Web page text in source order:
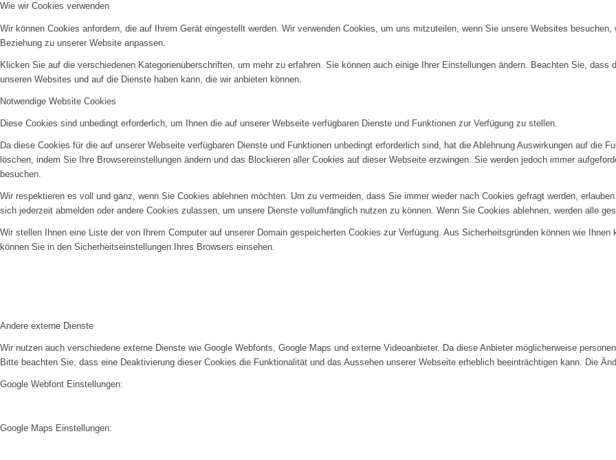
Wie wir Cookies verwenden
Wir können Cookies anfordern, die auf Ihrem Gerät eingestellt werden. Wir verwenden Cookies, um uns mitzuteilen, wenn Sie unsere Websites
Beziehung zu unserer Website anpassen.
Klicken Sie auf die verschiedenen Kategorienüberschriften, um mehr zu erfahren. Sie können auch einige Ihrer Einstellungen ändern. Beachten Sie,
unseren Websites und auf die Dienste haben kann, die wir anbieten können.
Notwendige Website Cookies
Diese Cookies sind unbedingt erforderlich, um Ihnen die auf unserer Webseite verfügbaren Dienste und Funktionen zur Verfügung zu stellen.
Da diese Cookies für die auf unserer Webseite verfügbaren Dienste und Funktionen unbedingt erforderlich sind, hat die Ablehnung Auswirkungen auf die
löschen, indem Sie Ihre Browsereinstellungen ändern und das Blockieren aller Cookies auf dieser Webseite erzwingen. Sie werden jedoch immer
besuchen.
Wir respektieren es voll und ganz, wenn Sie Cookies ablehnen möchten. Um zu vermeiden, dass Sie immer wieder nach Cookies gefragt werden,
sich jederzeit abmelden oder andere Cookies zulassen, um unsere Dienste vollumfänglich nutzen zu können. Wenn Sie Cookies ablehnen, werden alle
Wir stellen Ihnen eine Liste der von Ihrem Computer auf unserer Domain gespeicherten Cookies zur Verfügung. Aus Sicherheitsgründen können wie
können Sie in den Sicherheitseinstellungen Ihres Browsers einsehen.
Andere externe Dienste
Wir nutzen auch verschiedene externe Dienste wie Google Webfonts, Google Maps und externe Videoanbieter. Da diese Anbieter möglicherweise
Bitte beachten Sie, dass eine Deaktivierung dieser Cookies die Funktionalität und das Aussehen unserer Webseite erheblich beeinträchtigen kann. Die
Google Webfont Einstellungen:
Google Maps Einstellungen: